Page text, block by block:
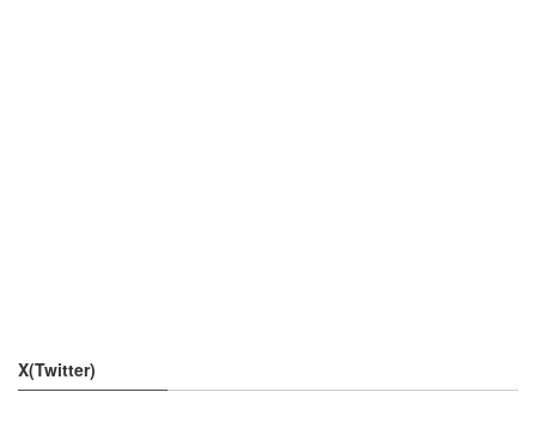
X(Twitter)